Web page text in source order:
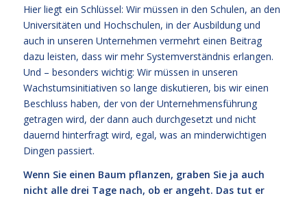
Hier liegt ein Schlüssel: Wir müssen in den Schulen, an den
Universitäten und Hochschulen, in der Ausbildung und
auch in unseren Unternehmen vermehrt einen Beitrag
dazu leisten, dass wir mehr Systemverständnis erlangen.
Und – besonders wichtig: Wir müssen in unseren
Wachstumsinitiativen so lange diskutieren, bis wir einen
Beschluss haben, der von der Unternehmensführung
getragen wird, der dann auch durchgesetzt und nicht
dauernd hinterfragt wird, egal, was an minderwichtigen
Dingen passiert.
Wenn Sie einen Baum pflanzen, graben Sie ja auch
nicht alle drei Tage nach, ob er angeht. Das tut er